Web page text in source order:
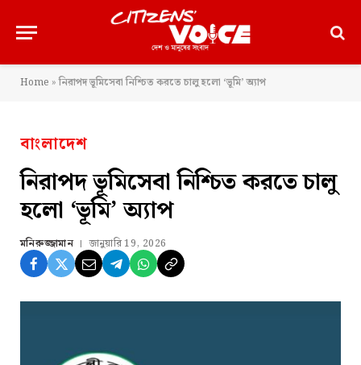
Home »নিরাপদ ভূমিসেবা নিশ্চিত করতে চালু হলো ‘ভূমি’ অ্যাপ
বাংলাদেশ
নিরাপদ ভূমিসেবা নিশ্চিত করতে চালু
হলো ‘ভূমি’ অ্যাপ
মনিরুজ্জামান জানুয়ারি 19, 2026